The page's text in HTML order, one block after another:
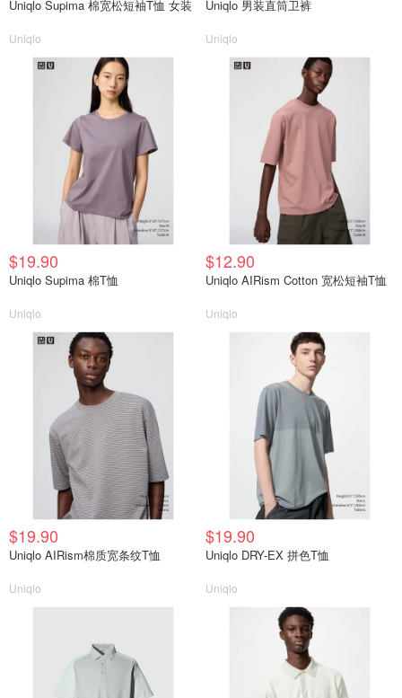
Uniqlo Supima 棉宽松短袖T恤 女装
Uniqlo
Uniqlo 男装直筒卫裤
Uniqlo
$19.90
Uniqlo Supima 棉T恤
Uniqlo
$12.90
Uniqlo AIRism Cotton 宽松短袖T恤
Uniqlo
$19.90
Uniqlo AIRism棉质宽条纹T恤
Uniqlo
$19.90
Uniqlo DRY-EX 拼色T恤
Uniqlo